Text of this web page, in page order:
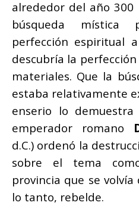
alrededor del año 300
búsqueda mística
perfección espiritual
descubría la
materiales. Que la
estaba relativamente
enserio lo
emperador romano
d.C.) ordenó la
sobre el tema
provincia que se
lo tanto, rebelde.